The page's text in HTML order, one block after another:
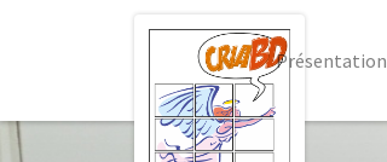
Présentation